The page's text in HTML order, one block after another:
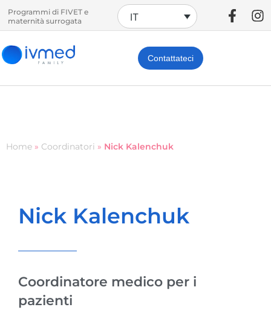
Programmi di FIVET e
maternità surrogata
IT
Contattateci
Home » Coordinatori » Nick Kalenchuk
Nick Kalenchuk
Coordinatore medico per i
pazienti